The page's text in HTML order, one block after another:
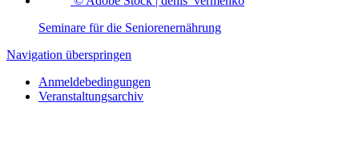
Seminare für die Seniorenernährung
Navigation überspringen
Anmeldebedingungen
Veranstaltungsarchiv